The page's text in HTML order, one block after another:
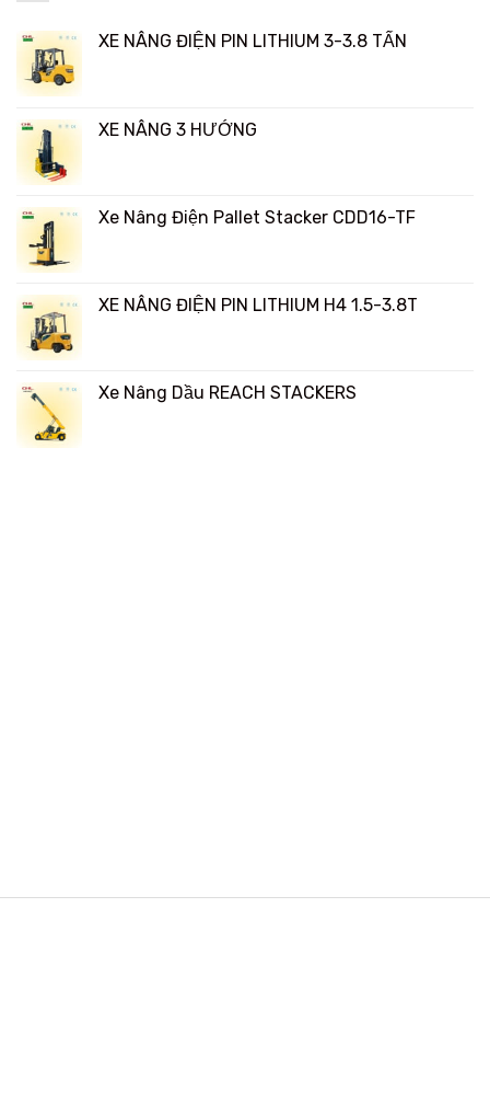
XE NÂNG ĐIỆN PIN LITHIUM 3-3.8 TẤN
XE NÂNG 3 HƯỚNG
Xe Nâng Điện Pallet Stacker CDD16-TF
XE NÂNG ĐIỆN PIN LITHIUM H4 1.5-3.8T
Xe Nâng Dầu REACH STACKERS